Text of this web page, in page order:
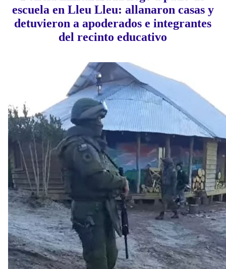
escuela en Lleu Lleu: allanaron casas y
detuvieron a apoderados e integrantes
del recinto educativo